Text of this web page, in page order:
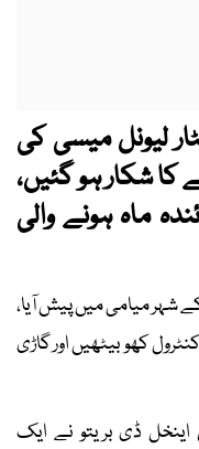
لیونل میسی کی
شکار ہو گئیں،
ماہ ہونے والی
شہر میامی میں پیش آیا،
کھو بیٹھیں اور گاڑی
اینخل ڈی بریتو نے ایک